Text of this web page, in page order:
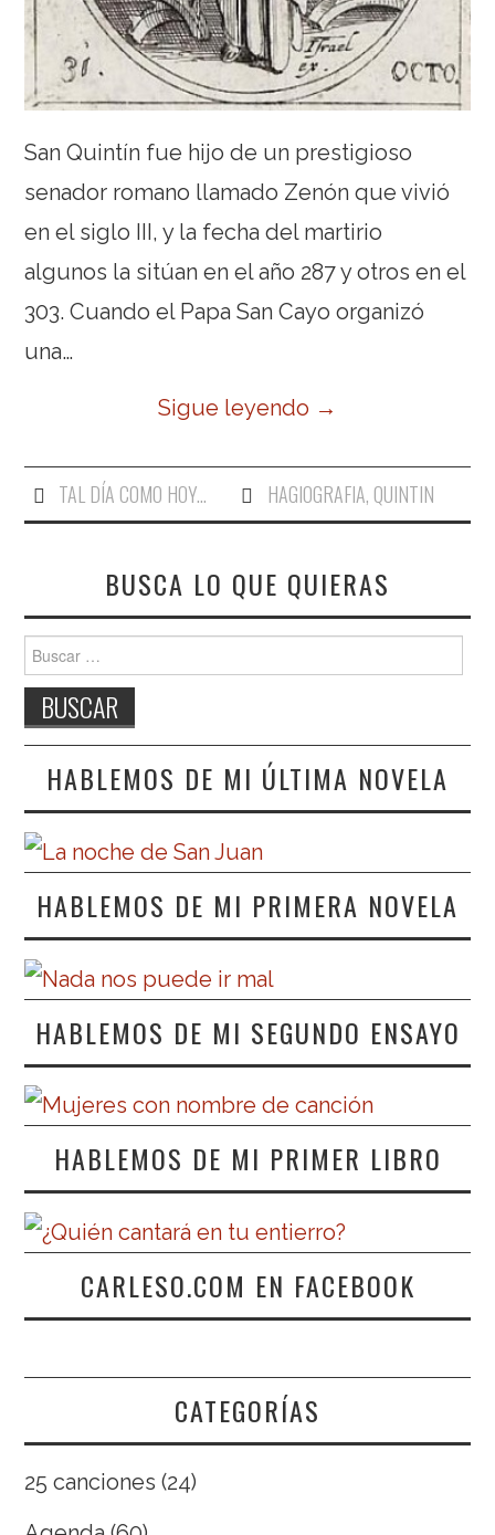
San Quintín fue hijo de un prestigioso
senador romano llamado Zenón que vivió
en el siglo III, y la fecha del martirio
algunos la sitúan en el año 287 y otros en el
303. Cuando el Papa San Cayo organizó
una…
Sigue leyendo →
TAL DÍA COMO HOY... HAGIOGRAFIA, QUINTIN
BUSCA LO QUE QUIERAS
Buscar:
HABLEMOS DE MI ÚLTIMA NOVELA
HABLEMOS DE MI PRIMERA NOVELA
HABLEMOS DE MI SEGUNDO ENSAYO
HABLEMOS DE MI PRIMER LIBRO
CARLESO.COM EN FACEBOOK
CATEGORÍAS
25 canciones (24)